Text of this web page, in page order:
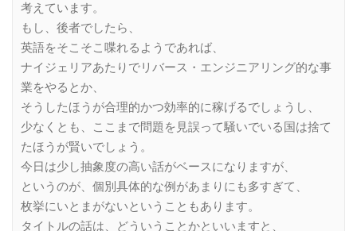
考えています。
もし、後者でしたら、
英語をそこそこ喋れるようであれば、
ナイジェリアあたりでリバース・エンジニアリング的な事
業をやるとか、
そうしたほうが合理的かつ効率的に稼げるでしょうし、
少なくとも、ここまで問題を見誤って騒いでいる国は捨て
たほうが賢いでしょう。
今日は少し抽象度の高い話がベースになりますが、
というのが、個別具体的な例があまりにも多すぎて、
枚挙にいとまがないということもあります。
タイトルの話は、どういうことかといいますと、